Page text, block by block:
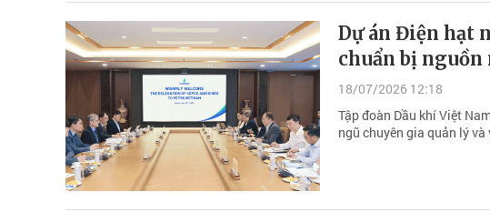
Dự án Điện hạt
chuẩn bị nguồn
18/07/2026 12:18
Tập đoàn Dầu khí Việt
ngũ chuyên gia quản lý